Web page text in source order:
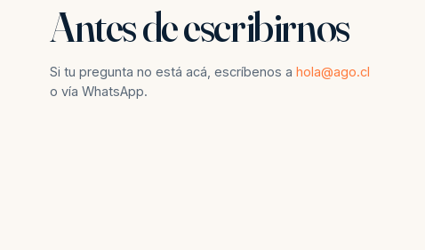
Antes de escribirnos
Si tu pregunta no está acá, escríbenos a hola@ago.cl
o vía WhatsApp.